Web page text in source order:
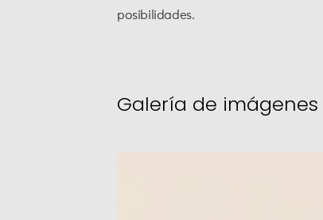
posibilidades.
Galería de imágenes